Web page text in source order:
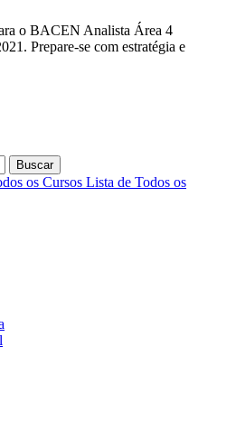
o BACEN Analista Área 4
Prepare-se com estratégia e
Buscar
os Cursos Lista de Todos os